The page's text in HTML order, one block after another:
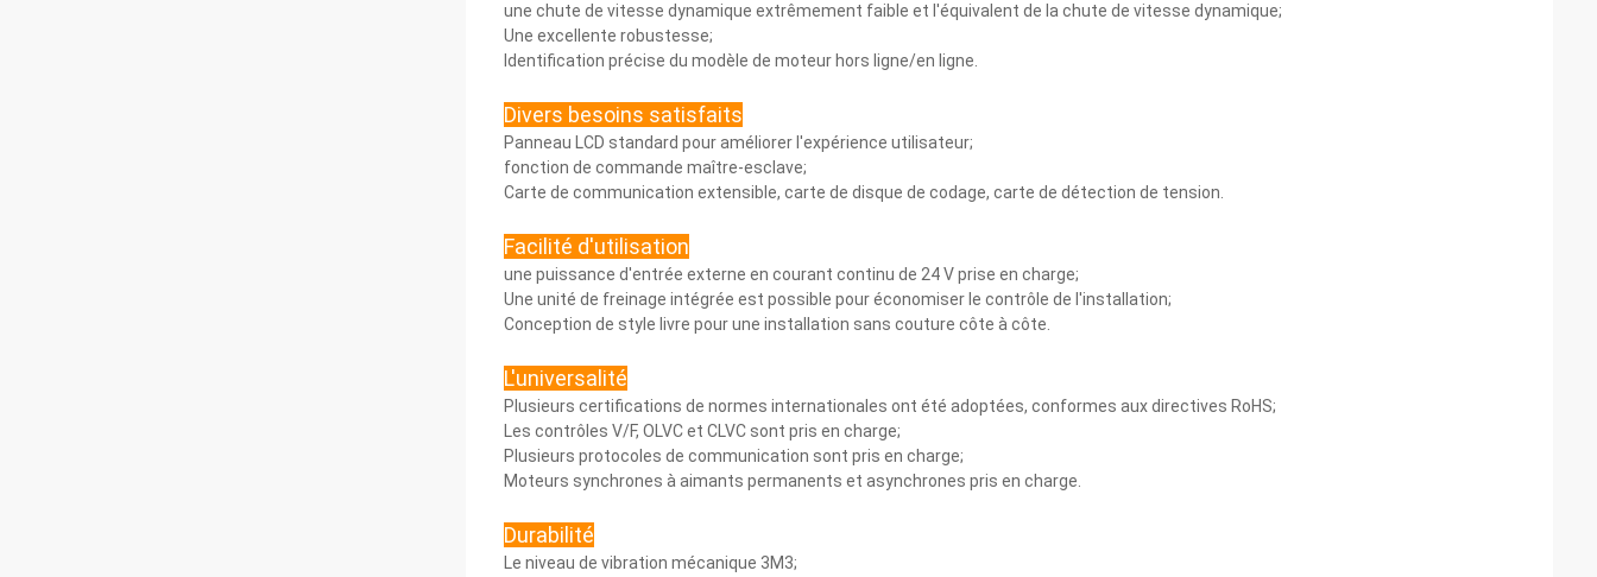
une chute de vitesse dynamique extrêmement faible et l'équivalent de la chute de vitesse dynamique;
Une excellente robustesse;
Identification précise du modèle de moteur hors ligne/en ligne.
Divers besoins satisfaits
Panneau LCD standard pour améliorer l'expérience utilisateur;
fonction de commande maître-esclave;
Carte de communication extensible, carte de disque de codage, carte de détection de tension.
Facilité d'utilisation
une puissance d'entrée externe en courant continu de 24 V prise en charge;
Une unité de freinage intégrée est possible pour économiser le contrôle de l'installation;
Conception de style livre pour une installation sans couture côte à côte.
L'universalité
Plusieurs certifications de normes internationales ont été adoptées, conformes aux directives RoHS;
Les contrôles V/F, OLVC et CLVC sont pris en charge;
Plusieurs protocoles de communication sont pris en charge;
Moteurs synchrones à aimants permanents et asynchrones pris en charge.
Durabilité
Le niveau de vibration mécanique 3M3;